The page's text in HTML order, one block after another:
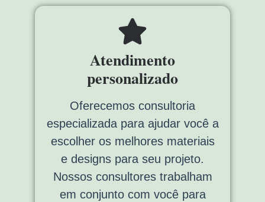
Atendimento
personalizado
Oferecemos consultoria
especializada para ajudar você a
escolher os melhores materiais
e designs para seu projeto.
Nossos consultores trabalham
em conjunto com você para